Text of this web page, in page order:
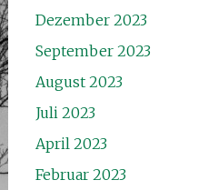
Dezember 2023
September 2023
August 2023
Juli 2023
April 2023
Februar 2023